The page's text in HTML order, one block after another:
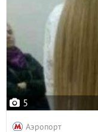
5
Аэропорт